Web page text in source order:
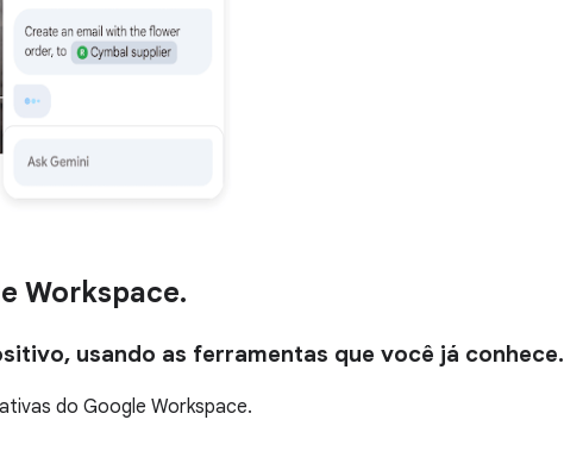
Workspace.
usando as ferramentas que você já conhece.
do Google Workspace.